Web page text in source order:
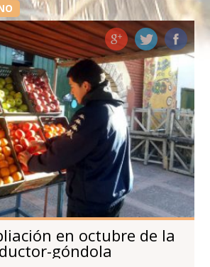
en octubre de la
góndola